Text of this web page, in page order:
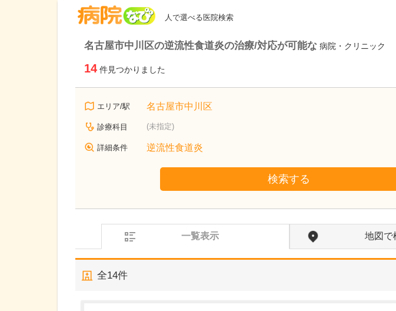
人で選べる医院検索
名古屋市中川区の逆流性食道炎の治療/対応が可能な 病院・クリニック
14 件見つかりました
エリア/駅 名古屋市中川区
診療科目 (未指定)
詳細条件 逆流性食道炎
検索する
一覧表示 地図で
全14件
岩手県盛岡市
松尾医院
松尾 鉄平